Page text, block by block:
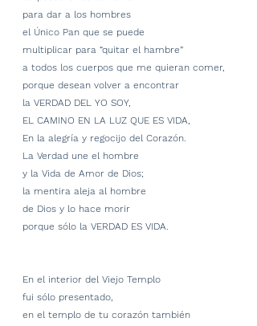
para dar a los hombres
el Único Pan que se puede
multiplicar para “quitar el hambre”
a todos los cuerpos que me quieran comer,
porque desean volver a encontrar
la VERDAD DEL YO SOY,
EL CAMINO EN LA LUZ QUE ES VIDA,
En la alegría y regocijo del Corazón.
La Verdad une el hombre
y la Vida de Amor de Dios;
la mentira aleja al hombre
de Dios y lo hace morir
porque sólo la VERDAD ES VIDA.
En el interior del Viejo Templo
fui sólo presentado,
en el templo de tu corazón también